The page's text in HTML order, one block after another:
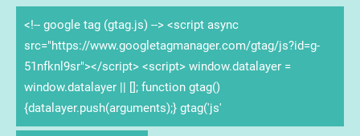
<!-- google tag (gtag.js) --> <script async
src="https://www.googletagmanager.com/gtag/js?id=g-
51nfknl9sr"></script> <script> window.datalayer =
window.datalayer || []; function gtag()
{datalayer.push(arguments);} gtag('js'